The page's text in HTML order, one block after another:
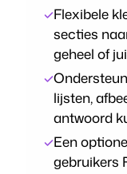
Flexibele
secties
geheel of
lijsten,
antwoord
Een
gebruikers